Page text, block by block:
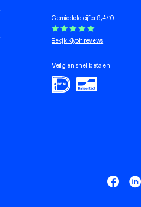
Gemiddeld cijfer 9,4/10
Bekijk Kiyoh reviews
Veilig en snel betalen